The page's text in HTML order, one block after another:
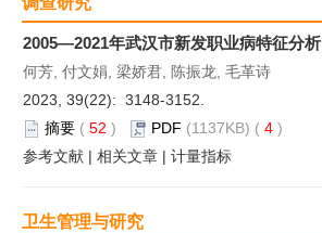
2005—2021年武汉市新发职业病特征分析
何芳, 付文娟, 梁娇君, 陈振龙, 毛革诗
2023, 39(22): 3148-3152.
摘要 ( 52 ) PDF (1137KB) ( 4 )
参考文献 | 相关文章 | 计量指标
卫生管理与研究